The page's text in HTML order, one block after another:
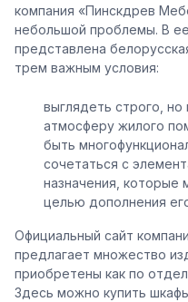
компания «Пинскдрев
небольшой проблемы. В
представлена
трем важным условия:
выглядеть строго, но
атмосферу жилого
быть
сочетаться с
назначения, которые
целью дополнения
Официальный сайт
предлагает множество
приобретены как по
Здесь можно купить